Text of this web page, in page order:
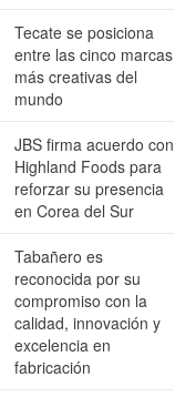
Tecate se posiciona
entre las cinco marcas
más creativas del
mundo
JBS firma acuerdo con
Highland Foods para
reforzar su presencia
en Corea del Sur
Tabañero es
reconocida por su
compromiso con la
calidad, innovación y
excelencia en
fabricación